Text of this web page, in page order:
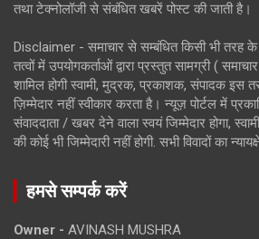
तथा टेक्नोलॉजी से संबंधित खबरें पोस्ट की जाती है।
Disclaimer - समाचार से सम्बंधित किसी भी तरह
तत्वों में उपयोगकर्ताओं द्वारा प्रस्तुत सामग्री (
शामिल होगी स्वामी, मुद्रक, प्रकाशक, संपादक इस
ज़िम्मेदार नहीं स्वीकार करता है। न्यूज़ पोर्टल में
संवाददाता / खबर देने वाला स्वयं जिम्मेदार होगा,
की कोई भी जिम्मेदारी नहीं होगी. सभी विवादों का
हमसे सम्पर्क करें
Owner - AVINASH MUSHRA